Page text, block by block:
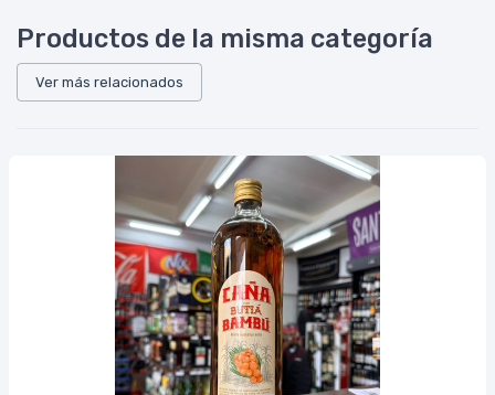
Productos de la misma categoría
Ver más relacionados